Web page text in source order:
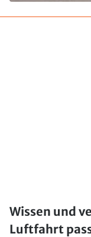
Wissen und
Luftfahrt